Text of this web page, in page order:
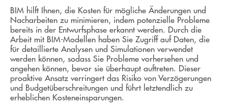
BIM hilft Ihnen, die Kosten für mögliche Änderungen und
Nacharbeiten zu minimieren, indem potenzielle Probleme
bereits in der Entwurfsphase erkannt werden. Durch die
Arbeit mit BIM-Modellen haben Sie Zugriff auf Daten, die
für detaillierte Analysen und Simulationen verwendet
werden können, sodass Sie Probleme vorhersehen und
angehen können, bevor sie überhaupt auftreten. Dieser
proaktive Ansatz verringert das Risiko von Verzögerungen
und Budgetüberschreitungen und führt letztendlich zu
erheblichen Kosteneinsparungen.